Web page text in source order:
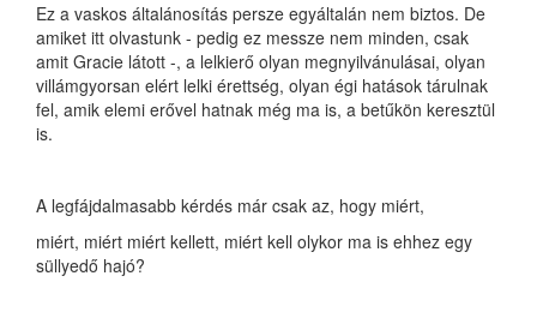
Ez a vaskos általánosítás persze egyáltalán nem biztos. De
amiket itt olvastunk - pedig ez messze nem minden, csak
amit Gracie látott -, a lelkierő olyan megnyilvánulásai, olyan
villámgyorsan elért lelki érettség, olyan égi hatások tárulnak
fel, amik elemi erővel hatnak még ma is, a betűkön keresztül
is.
A legfájdalmasabb kérdés már csak az, hogy miért,
miért, miért miért kellett, miért kell olykor ma is ehhez egy
süllyedő hajó?